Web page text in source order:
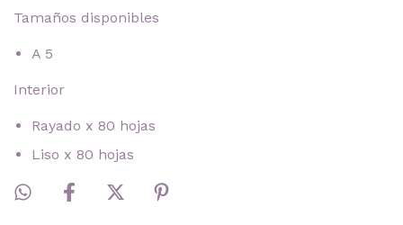
Tamaños disponibles
A 5
Interior
Rayado x 80 hojas
Liso x 80 hojas